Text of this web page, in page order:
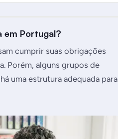
em Portugal?
cumprir suas obrigações
Porém, alguns grupos de
uma estrutura adequada para